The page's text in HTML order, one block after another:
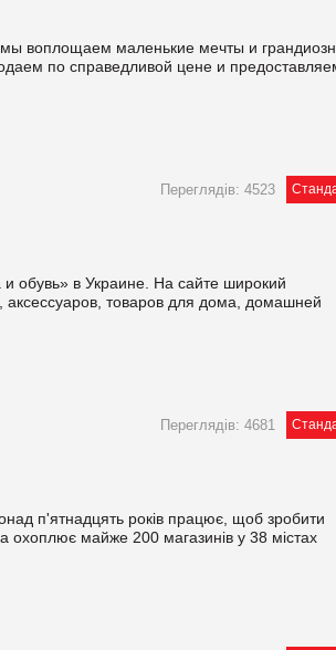
воплощаем маленькие мечты и
по справедливой цене и
Переглядів: 4523
обувь» в Украине. На сайте широкий
аксессуаров, товаров для дома, домашней
Переглядів: 4681
п'ятнадцять років працює, щоб зробити
охоплює майже 200 магазинів у 38 містах